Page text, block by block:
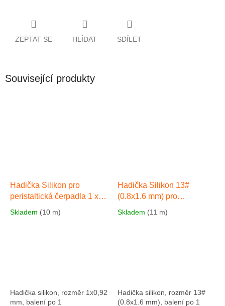
ZEPTAT SE HLÍDAT SDÍLET
Související produkty
Hadička Silikon pro
peristaltická čerpadla 1 x
0.92 mm. Včetně FDA
certifikátu|balení 1 m
Skladem (10 m)
Hadička silikon, rozměr 1x0,92
mm, balení po 1
Hadička Silikon 13#
(0.8x1.6 mm) pro
peristaltická čerpadla .
Včetně FDA
Skladem (11 m)
Hadička silikon, rozměr 13#
(0.8x1.6 mm), balení po 1